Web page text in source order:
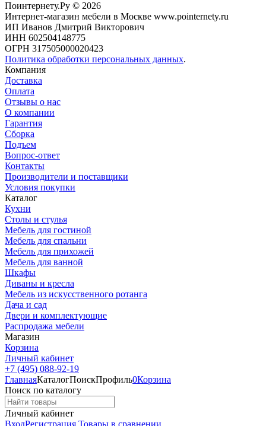
Поинтернету.Ру © 2026
Интернет-магазин мебели в Москве www.pointernety.ru
ИП Иванов Дмитрий Викторович
ИНН 602504148775
ОГРН 317505000020423
Политика обработки персональных данных.
Компания
Доставка
Оплата
Отзывы о нас
О компании
Гарантия
Сборка
Подъем
Вопрос-ответ
Контакты
Производители и поставщики
Условия покупки
Каталог
Кухни
Столы и стулья
Мебель для гостиной
Мебель для спальни
Мебель для прихожей
Мебель для ванной
Шкафы
Диваны и кресла
Мебель из искусственного ротанга
Дача и сад
Двери и комплектующие
Распродажа мебели
Магазин
Корзина
Личный кабинет
+7 (495) 088-92-19
ГлавнаяКаталогПоискПрофиль0Корзина
Поиск по каталогу
Личный кабинет